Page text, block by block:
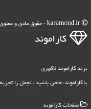
كاراموند
برند کاراموند لاکچری
با کاراموند، خاص باشید ، تجمل را
صفحات كاراموند